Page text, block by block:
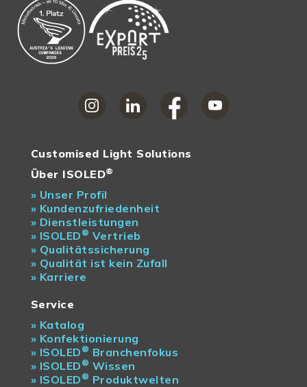
Customised Light Solutions
Über ISOLED®
» Unser Profil
» Kundenzufriedenheit
» Dienstleistungen
» ISOLED ® Vertrieb
» Qualitätssicherung
» Qualität ist kein Zufall
» Karriere
Service
» Katalog
» Konfektionierung
» ISOLED ® Branchenfokus
» ISOLED ® Wissen
» ISOLED ® Produktwelten